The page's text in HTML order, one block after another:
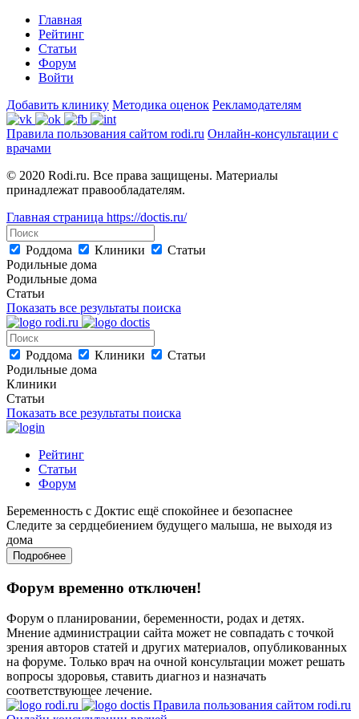
Главная
Рейтинг
Статьи
Форум
Войти
Добавить клинику Методика оценок Рекламодателям
Правила пользования сайтом rodi.ru Онлайн-консультации с
врачами
© 2020 Rodi.ru. Все права защищены. Материалы
принадлежат правообладателям.
Главная страница https://doctis.ru/
Роддома Клиники
Статьи
Родильные дома
Родильные дома
Статьи
Показать все результаты поиска
Роддома Клиники
Статьи
Родильные дома
Клиники
Статьи
Показать все результаты поиска
Рейтинг
Статьи
Форум
Беременность с Доктис ещё спокойнее и безопаснее
Следите за сердцебиением будущего малыша, не выходя из
дома
Подробнее
Форум временно отключен!
Форум о планировании, беременности, родах и детях.
Мнение администрации сайта может не совпадать с точкой
зрения авторов статей и других материалов, опубликованных
на форуме. Только врач на очной консультации может решать
вопросы здоровья, ставить диагноз и назначать
соответствующее лечение.
Правила пользования сайтом rodi.ru